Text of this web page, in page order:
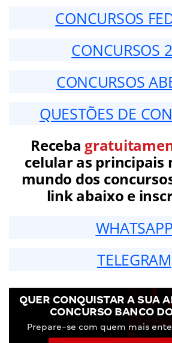
CONCURSOS
CONCURSOS
CONCURSOS
QUESTÕES DE
Receba
celular as principais
mundo dos
link abaixo e
WHATSAPP
TELEGRAM
QUER CONQUISTAR A SUA
CONCURSO BANCO
Prepare-se com quem mais